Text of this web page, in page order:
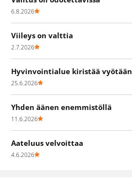
6.8.2026
Viileys on valttia
2.7.2026
Hyvinvointialue kiristää vyötään
25.6.2026
Yhden äänen enemmistöllä
11.6.2026
Aateluus velvoittaa
4.6.2026